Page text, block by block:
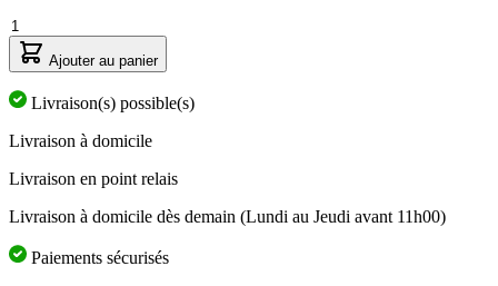
Quantité
Ajouter au panier
Livraison(s) possible(s)
Livraison à domicile
Livraison en point relais
Livraison à domicile dès demain (Lundi au Jeudi avant 11h00)
Paiements sécurisés